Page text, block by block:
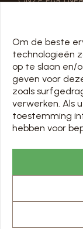
Om de beste
technologieën
op te slaan en/
geven voor
zoals
verwerken. Als
toestemming
hebben voor
SCHEMA
TOUS LES
SLUIT OM
BEZOEKEN
© Abbaye de